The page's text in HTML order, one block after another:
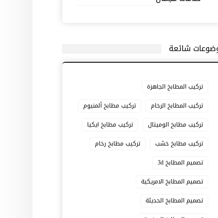
شائعة
تركيب المطابخ الجاهزة
تركيب المطابخ الرخام
تركيب مطابخ ألمنيوم
تركيب مطابخ الوميتال
تركيب مطابخ ايكيا
تركيب مطابخ خشب
تركيب مطابخ رخام
تصميم المطابخ 3d
تصميم المطابخ الامريكية
تصميم المطابخ الحديثة